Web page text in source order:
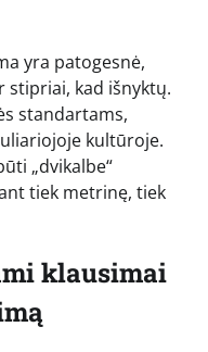
yra patogesnė,
stipriai, kad išnyktų.
standartams,
kultūroje.
„dvikalbe“
tiek metrinę, tiek
klausimai